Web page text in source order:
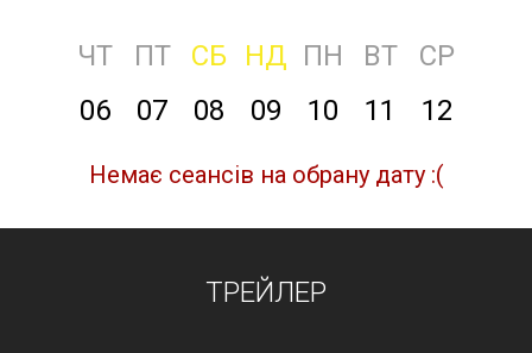
ЧТ ПТ СБ НД ПН ВТ
СР
06
07 08 09 10 11 12
Немає сеансів на обрану дату :(
ТРЕЙЛЕР